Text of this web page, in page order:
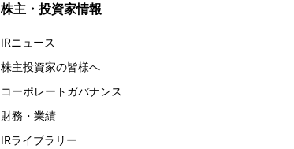
株主・投資家情報
IRニュース
株主投資家の皆様へ
コーポレートガバナンス
財務・業績
IRライブラリー